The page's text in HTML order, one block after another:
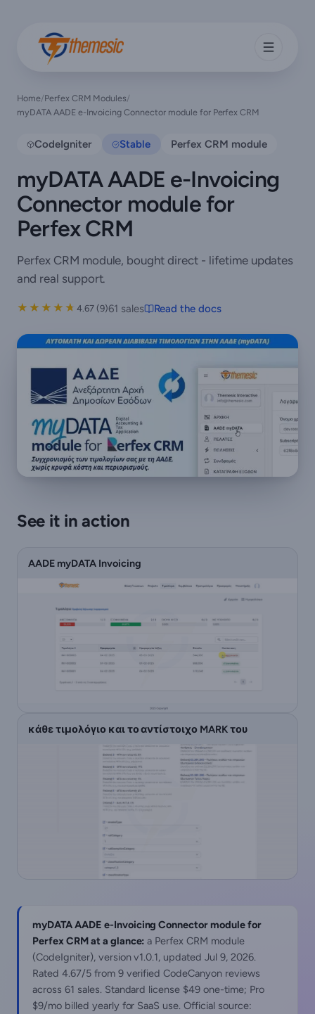
Home/Perfex CRM Modules/
myDATA AADE e-Invoicing Connector module for Perfex CRM
CodeIgniter Stable Perfex CRM module
myDATA AADE e-Invoicing
Connector module for
Perfex CRM
Perfex CRM module, bought direct - lifetime updates
and real support.
★★★★★
★★★★★ 4.67 (9)61 sales Read the docs
See it in action
AADE myDATA Invoicing
κάθε τιμολόγιο και το αντίστοιχο MARK του
myDATA AADE e-Invoicing Connector module for
Perfex CRM at a glance: a Perfex CRM module
(CodeIgniter), version v1.0.1, updated Jul 9, 2026.
Rated 4.67/5 from 9 verified CodeCanyon reviews
across 61 sales. Standard license $49 one-time; Pro
$9/mo billed yearly for SaaS use. Official source: